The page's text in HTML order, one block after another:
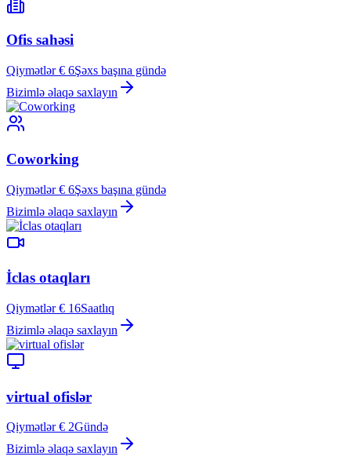
Ofis sahəsi
Qiymətlər € 6Şəxs başına gündə
Bizimlə əlaqə saxlayın
Coworking
Qiymətlər € 6Şəxs başına gündə
Bizimlə əlaqə saxlayın
İclas otaqları
Qiymətlər € 16Saatlıq
Bizimlə əlaqə saxlayın
virtual ofislər
Qiymətlər € 2Gündə
Bizimlə əlaqə saxlayın